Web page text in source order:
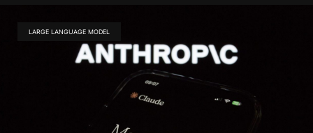
LARGE LANGUAGE MODEL